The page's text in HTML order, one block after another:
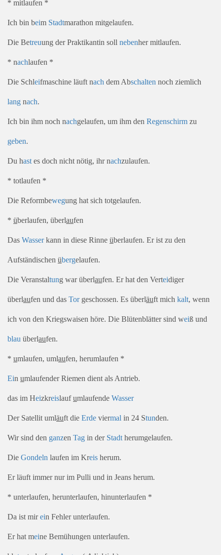
* mitlaufen *
Ich bin beim Stadtmarathon mitgelaufen.
Die Betreuung der Praktikantin soll nebenher mitlaufen.
* nachlaufen *
Die Schleifmaschine läuft nach dem Abschalten noch ziemlich
lang nach.
Ich bin ihm noch nachgelaufen, um ihm den Regenschirm zu
geben.
Du hast es doch nicht nötig, ihr nachzulaufen.
* totlaufen *
Die Reformbewegung hat sich totgelaufen.
* überlaufen, überlaufen
Das Wasserkann in diese Rinne überlaufen. Er ist zu den
Aufständischen übergelaufen.
Die Veranstaltung war überlaufen. Er hat den Verteidiger
überlaufen und das Torgeschossen. Es überläuft mich kalt, wenn
ich von den Kriegswaisen höre. Die Blütenblätter sind weiß und
blau überlaufen.
* umlaufen, umlaufen, herumlaufen *
Ein umlaufender Riemen dient als Antrieb.
das im Heizkreislaufumlaufende Wasser
Der Satellit umläuft die Erde viermal in 24 Stunden.
Wir sind den ganzen Tag in der Stadt herumgelaufen.
Die Gondeln laufen im Kreis herum.
Er läuft immer nur im Pulli und in Jeans herum.
* unterlaufen, herunterlaufen, hinunterlaufen *
Da ist mirein Fehler unterlaufen.
Er hat meine Bemühungen unterlaufen.